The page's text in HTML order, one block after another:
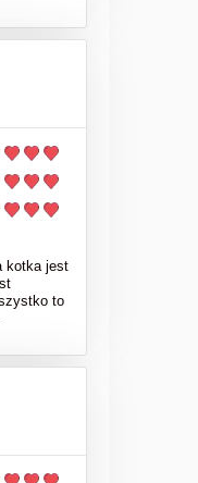
kotka jest
to